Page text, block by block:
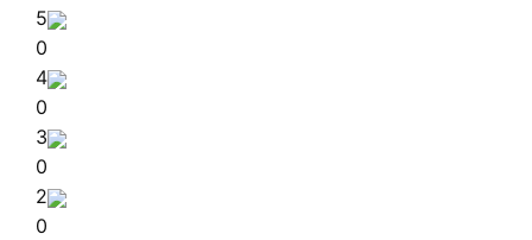
5
0
4
0
3
0
2
0